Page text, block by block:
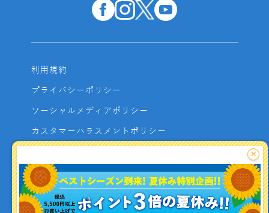
利用規約
プライバシーポリシー
ソーシャルメディアポリシー
カスタマーハラスメントポリシー
よくあるご質問
お問い合わせ
×